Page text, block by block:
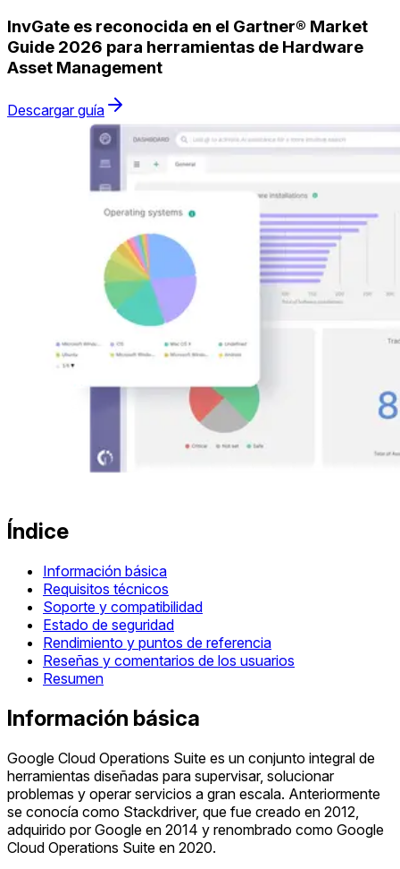
InvGate es reconocida en el Gartner® Market
Guide 2026 para herramientas de Hardware
Asset Management
Descargar guía
Índice
Información básica
Requisitos técnicos
Soporte y compatibilidad
Estado de seguridad
Rendimiento y puntos de referencia
Reseñas y comentarios de los usuarios
Resumen
Información básica
Google Cloud Operations Suite es un conjunto integral de
herramientas diseñadas para supervisar, solucionar
problemas y operar servicios a gran escala. Anteriormente
se conocía como Stackdriver, que fue creado en 2012,
adquirido por Google en 2014 y renombrado como Google
Cloud Operations Suite en 2020.